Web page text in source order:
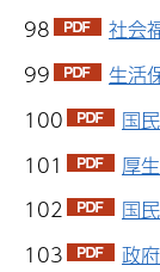
98
社会
99
生活
100
国
101
厚
102
国
103
政